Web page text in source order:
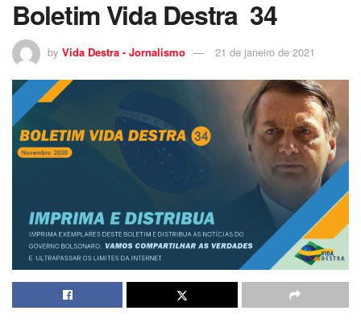
Boletim Vida Destra 34
by Vida Destra - Jornalismo 21 de janeiro de 2021